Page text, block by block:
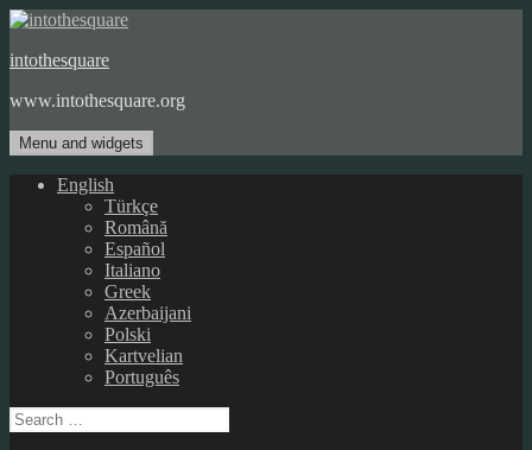
Skip
content
intothesquare
www.intothesquare.org
Menu and widgets
English
Türkçe
Română
Español
Italiano
Greek
Azerbaijani
Polski
Kartvelian
Português
Search
for: